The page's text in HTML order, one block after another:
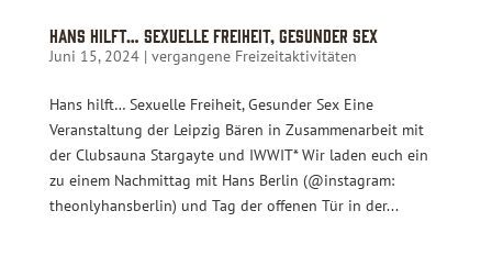
Hans hilft… Sexuelle Freiheit, Gesunder Sex
Juni 15, 2024| vergangene Freizeitaktivitäten
Hans hilft… Sexuelle Freiheit, Gesunder Sex Eine
Veranstaltung der Leipzig Bären in Zusammenarbeit mit
der Clubsauna Stargayte und IWWIT* Wir laden euch ein
zu einem Nachmittag mit Hans Berlin (@instagram:
theonlyhansberlin) und Tag der offenen Tür in der...